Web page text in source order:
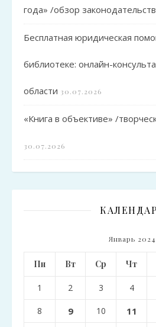
года» /обзор
Бесплатная юридическая
библиотеке: онлайн-
области 30.07.2026
«Книга в объективе» /
30.07.2026
Январь 2024
Пн Вт Ср Чт
1 2 3 4
8 9 10 11